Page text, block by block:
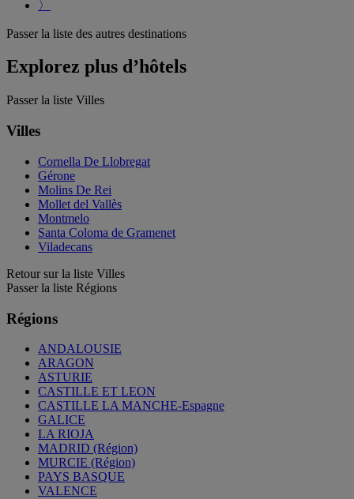
〉
Passer la liste des autres destinations
Explorez plus d’hôtels
Passer la liste Villes
Villes
Cornella De Llobregat
Gérone
Molins De Rei
Mollet del Vallès
Montmelo
Santa Coloma de Gramenet
Viladecans
Retour sur la liste Villes
Passer la liste Régions
Régions
ANDALOUSIE
ARAGON
ASTURIE
CASTILLE ET LEON
CASTILLE LA MANCHE-Espagne
GALICE
LA RIOJA
MADRID (Région)
MURCIE (Région)
PAYS BASQUE
VALENCE